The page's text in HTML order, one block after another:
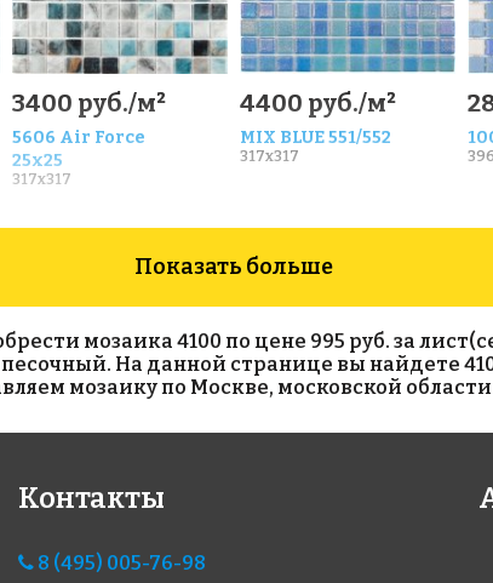
3400 руб./м²
5606 Air Force
25x25
317x317
4400 руб./м²
MIX BLUE 551/552
317x317
5200 руб./м²
317x317
Показать больше
мозаика 4100 по цене 995 руб. за
На данной странице вы найдете
мозаику по Москве, московской области
Контакты
8 (495) 005-76-98